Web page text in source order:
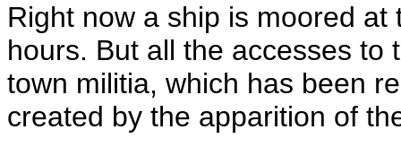
Right now a ship is moored
hours. But all the accesses to
town militia, which has been
created by the apparition of